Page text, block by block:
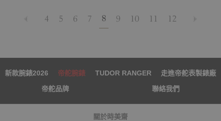
4 5 6 7 8 9 10 11 12
新款腕錶2026 帝舵腕錶 TUDOR RANGER
走進帝舵表製錶廠
帝舵品牌
聯絡我們
關於時美齋